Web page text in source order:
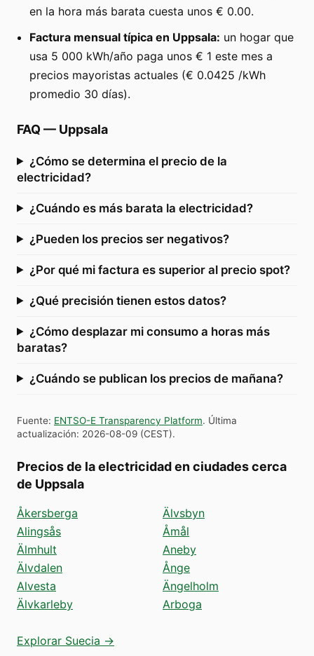
en la hora más barata cuesta unos € 0.00.
Factura mensual típica en Uppsala: un hogar que
usa 5 000 kWh/año paga unos € 1 este mes a
precios mayoristas actuales (€ 0.0425 /kWh
promedio 30 días).
FAQ — Uppsala
¿Cómo se determina el precio de la
electricidad?
¿Cuándo es más barata la electricidad?
¿Pueden los precios ser negativos?
¿Por qué mi factura es superior al precio spot?
¿Qué precisión tienen estos datos?
¿Cómo desplazar mi consumo a horas más
baratas?
¿Cuándo se publican los precios de mañana?
Fuente: ENTSO-E Transparency Platform. Última
actualización: 2026-08-09 (CEST).
Precios de la electricidad en ciudades cerca
de Uppsala
Åkersberga
Alingsås
Älmhult
Älvdalen
Alvesta
Älvkarleby
Älvsbyn
Åmål
Aneby
Ånge
Ängelholm
Arboga
Explorar Suecia →